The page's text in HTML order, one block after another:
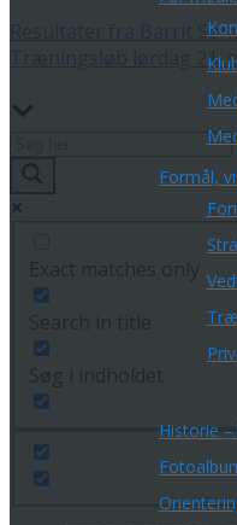
Formål,
Historie
Resultater fra Barrit
Træningsløb lørdag 21.